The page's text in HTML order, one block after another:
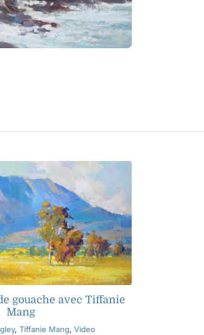
gouache avec Tiffanie
Mang
, Tiffanie Mang, Video